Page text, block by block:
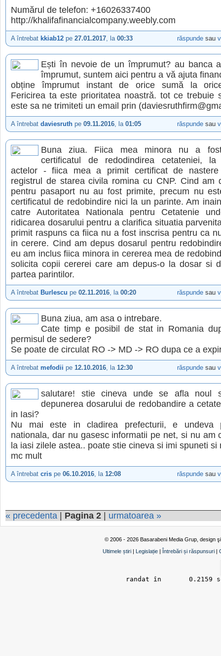
Numărul de telefon: +16026337400
http://khalifafinancialcompany.weebly.com
A întrebat kkiab12 pe 27.01.2017, la 00:33 răspunde sau
Ești în nevoie de un împrumut? au banca
împrumut, suntem aici pentru a vă ajuta
obține împrumut instant de orice sumă la
Fericirea ta este prioritatea noastră. tot ce trebuie
este sa ne trimiteti un email prin
A întrebat daviesruth pe 09.11.2016, la 01:05 răspunde sau
Buna ziua. Fiica mea minora nu a
certificatul de redodindirea cetateniei, la
actelor - fiica mea a primit certificat de
registrul de starea civila romina cu CNP. Cind am
pentru pasaport nu au fost primite, precum nu
certificatul de redobindire nici la un parinte. Am
catre Autoritatea Nationala pentru Cetatenie
ridicarea dosarului pentru a clarifica situatia
primit raspuns ca fiica nu a fost inscrisa pentru ca
in cerere. Cind am depus dosarul pentru
eu am inclus fiica minora in cererea mea de
solicita copii cererei care am depus-o la dosar si
partea parintilor.
A întrebat Burlescu pe 02.11.2016, la 00:20 răspunde sau
Buna ziua, am asa o intrebare.
Cate timp e posibil de stat in Romania
permisul de sedere?
Se poate de circulat RO -> MD -> RO dupa ce a
A întrebat mefodii pe 12.10.2016, la 12:30 răspunde sau
salutare! stie cineva unde se afla noul
depunerea dosarului de redobandire a
in Iasi?
Nu mai este in cladirea prefecturii, e undeva
nationala, dar nu gasesc informatii pe net, si nu am
la iasi zilele astea.. poate stie cineva si imi spuneti si
mc mult
A întrebat cris pe 06.10.2016, la 12:08 răspunde sau
« precedenta Pagina 2 urmatoarea »
© 2006 - 2026 Basarabeni Media Grup, design
Ultimele știri | Legislație | Întrebări și răspunsuri |
randat în